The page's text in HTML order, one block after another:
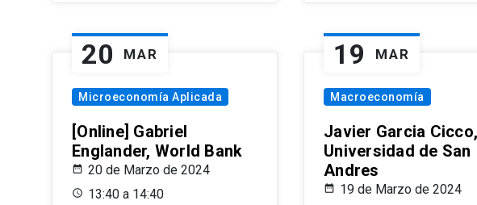
20 MAR
Microeconomía Aplicada
[Online] Gabriel
Englander, World Bank
20 de Marzo de 2024
13:40 a 14:40
19 MAR
Macroeconomía
Javier Garcia Cicco,
Universidad de San
Andres
19 de Marzo de 2024